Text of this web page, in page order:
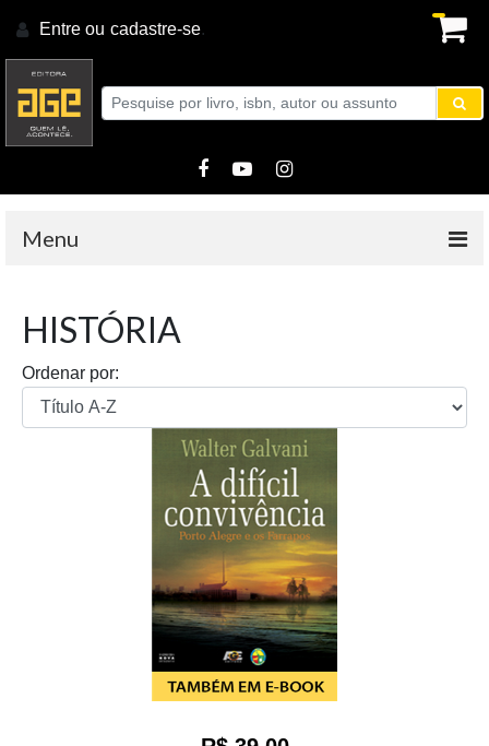
Entre ou cadastre-se.
Menu
HISTÓRIA
Ordenar por: